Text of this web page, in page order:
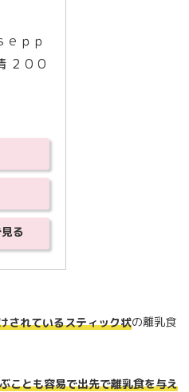
ｅｐｐ
２００
る
されているスティック状の離乳食
ことも容易で出先で離乳食を与え